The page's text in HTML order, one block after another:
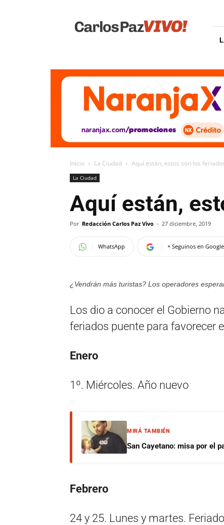
Vivo
Inicio La Ciudad Aquí están, estos son los
La Ciudad
Aquí están,
Por Redacción Carlos Paz Vivo - 27 diciembre, 2019
WhatsApp + Seguinos en Google
¿Vendrán más turistas? Los operadores
Los dio a conocer el Gobierno
feriados puente para favorecer
Enero
1º. Miércoles. Año nuevo
MIRÁ TAMBIÉN
San Cayetano: misa por el
Febrero
24 y 25. Lunes y martes.